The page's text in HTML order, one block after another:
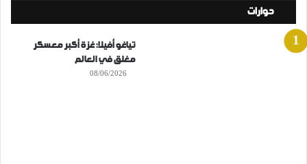
حوارات
تياغو أفيلا: غزة أكبر معسكر
مغلق في العالم
08/06/2026